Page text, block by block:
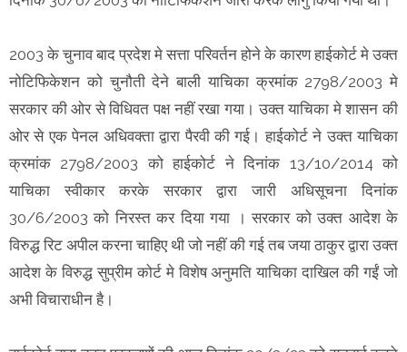
2003 के चुनाव बाद प्रदेश मे सत्ता परिवर्तन होने के कारण हाईकोर्ट मे उक्त
नोटिफिकेशन को चुनौती देने बाली याचिका क्रमांक 2798/2003 मे
सरकार की ओर से विधिवत पक्ष नहीं रखा गया। उक्त याचिका मे शासन की
ओर से एक पेनल अधिवक्ता द्वारा पैरवी की गई। हाईकोर्ट ने उक्त याचिका
क्रमांक 2798/2003 को हाईकोर्ट ने दिनांक 13/10/2014 को
याचिका स्वीकार करके सरकार द्वारा जारी अधिसूचना दिनांक
30/6/2003 को निरस्त कर दिया गया । सरकार को उक्त आदेश के
विरुद्ध रिट अपील करना चाहिए थी जो नहीं की गई तब जया ठाकुर द्वारा उक्त
आदेश के विरुद्ध सुप्रीम कोर्ट मे विशेष अनुमति याचिका दाखिल की गईं जो
अभी विचाराधीन है।